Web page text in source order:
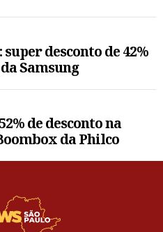
desconto de 42%
Samsung
de desconto na
da Philco